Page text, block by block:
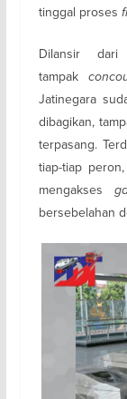
tinggal proses
Dilansir
tampak
Jatinegara
dibagikan,
terpasang.
tiap-tiap
mengakses
bersebelahan